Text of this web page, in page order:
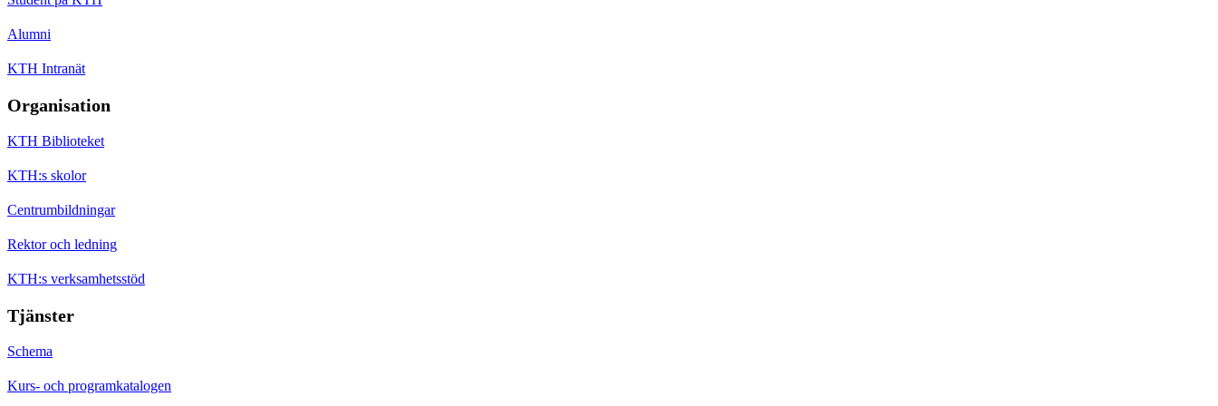
Alumni
KTH Intranät
Organisation
KTH Biblioteket
KTH:s skolor
Centrumbildningar
Rektor och ledning
KTH:s verksamhetsstöd
Tjänster
Schema
Kurs- och programkatalogen